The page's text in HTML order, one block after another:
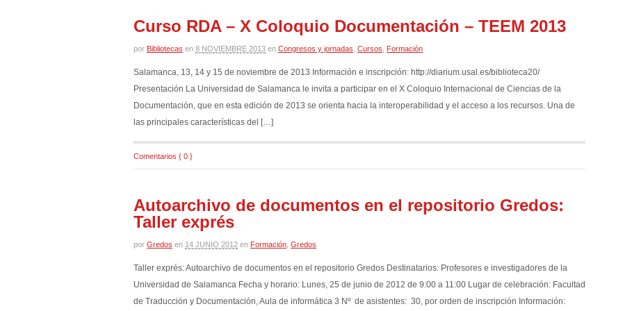
Curso RDA – X Coloquio Documentación – TEEM 2013
por Bibliotecas en 8 NOVIEMBRE 2013 en Congresos y jornadas Cursos Formación
Salamanca, 13, 14 y 15 de noviembre de 2013 Información e inscripción: http://diarium.usal.es/biblioteca20/
Presentación La Universidad de Salamanca le invita a participar en el X Coloquio Internacional de Ciencias de la
Documentación, que en esta edición de 2013 se orienta hacia la interoperabilidad y el acceso a los recursos. Una de
las principales características del […]
Comentarios { 0 }
Autoarchivo de documentos en el repositorio Gredos:
Taller exprés
por Gredos en 14 JUNIO 2012 en Formación Gredos
Taller exprés: Autoarchivo de documentos en el repositorio Gredos Destinatarios: Profesores e investigadores de la
Universidad de Salamanca Fecha y horario: Lunes, 25 de junio de 2012 de 9:00 a 11:00 Lugar de celebración: Facultad
de Traducción y Documentación, Aula de informática 3 Nº de asistentes: 30, por orden de inscripción Información: